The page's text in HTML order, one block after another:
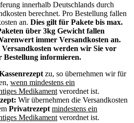
innerhalb Deutschlands durch
berechnet. Pro Bestellung fallen
an. Dies gilt für Pakete bis max.
über 3kg Gewicht fallen
immer Versandkosten an.
werden wir Sie vor
Bestellung informieren.
zu, so übernehmen wir für
wenn mindestens ein
Medikamentverordnet ist.
Wir übernehmen die Versandkosten
Privatrezept mindestens ein
Medikamentverordnet ist.